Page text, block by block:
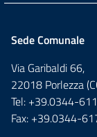
Sede Comunale
Via Garibaldi 66,
22018 Porlezza
Tel: +39.0344-
Fax: +39.0344-